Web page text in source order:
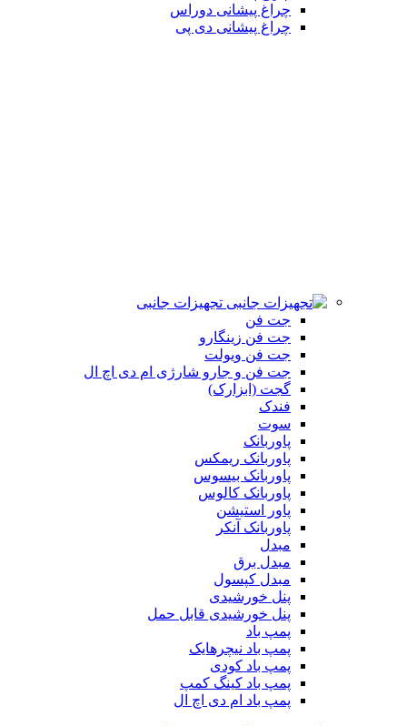
چراغ پیشانی دوراس
چراغ پیشانی دی پی
تجهیزات جانبی
جت فن
جت فن زینگارو
جت فن ویولت
جت فن و جارو شارژی ام دی اچ ال
گجت (ابزارک)
فندک
سوت
پاوربانک
پاوربانک ریمکس
پاوربانک بیسوس
پاوربانک کالوس
پاور استیشن
پاوربانک آنکر
مبدل
مبدل برق
مبدل کپسول
پنل خورشیدی
پنل خورشیدی قابل حمل
پمپ باد
پمپ باد نیچرهایک
پمپ باد کودی
پمپ باد کینگ کمپ
پمپ باد ام دی اچ ال